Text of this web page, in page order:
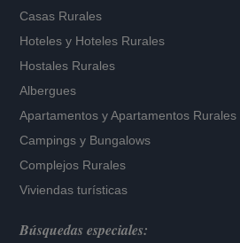
Casas Rurales
Hoteles y Hoteles Rurales
Hostales Rurales
Albergues
Apartamentos yApartamentos Rurales
Campings y Bungalows
Complejos Rurales
Viviendas turísticas
Búsquedas especiales: